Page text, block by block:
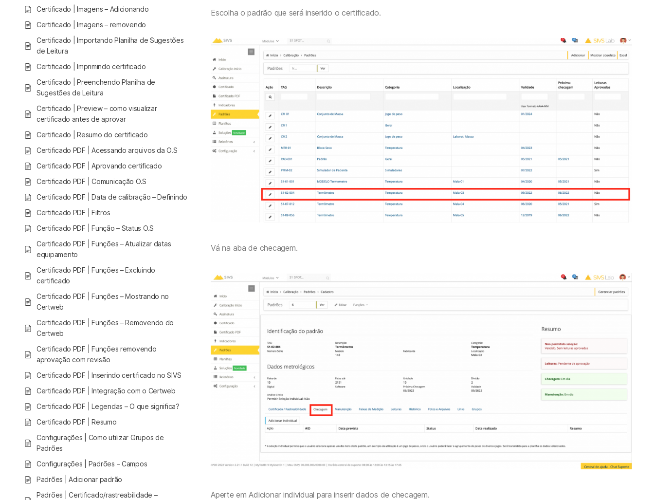
Certificado | Imagens – Adicionando
Certificado | Imagens – removendo
Certificado | Importando Planilha de Sugestões
de Leitura
Certificado | Imprimindo certificado
Certificado | Preenchendo Planilha de
Sugestões de Leitura
Certificado | Preview – como visualizar
certificado antes de aprovar
Certificado | Resumo do certificado
Certificado PDF | Acessando arquivos da O.S
Certificado PDF | Aprovando certificado
Certificado PDF | Comunicação O.S
Certificado PDF | Data de calibração – Definindo
Certificado PDF | Filtros
Certificado PDF | Função – Status O.S
Certificado PDF | Funções – Atualizar datas
equipamento
Certificado PDF | Funções – Excluindo
certificado
Certificado PDF | Funções – Mostrando no
Certweb
Certificado PDF | Funções – Removendo do
Certweb
Certificado PDF | Funções removendo
aprovação com revisão
Certificado PDF | Inserindo certificado no SIVS
Certificado PDF | Integração com o Certweb
Certificado PDF | Legendas – O que significa?
Certificado PDF | Resumo
Configurações | Como utilizar Grupos de
Padrões
Configurações | Padrões – Campos
Padrões | Adicionar padrão
Padrões | Certificado/rastreabilidade –
Escolha o padrão que será inserido o certificado.
Vá na aba de checagem.
Aperte em Adicionar individual para inserir dados de checagem.